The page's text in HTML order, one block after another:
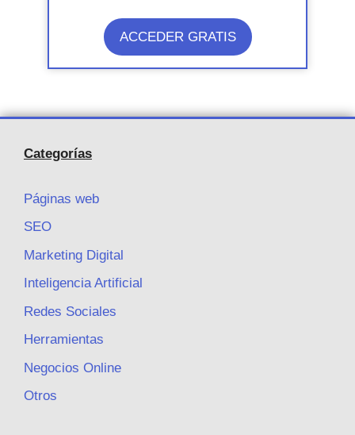
ACCEDER GRATIS
Categorías
Páginas web
SEO
Marketing Digital
Inteligencia Artificial
Redes Sociales
Herramientas
Negocios Online
Otros